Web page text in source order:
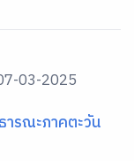
03-2025
ารณะภาคตะวัน